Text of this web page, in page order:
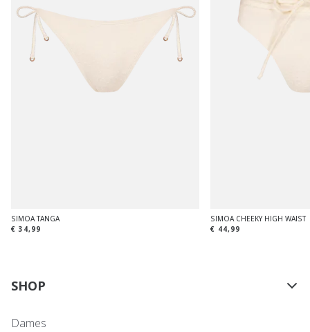
SIMOA TANGA
€ 34,99
SIMOA CHEEKY HIGH WAIST
€ 44,99
SHOP
Dames